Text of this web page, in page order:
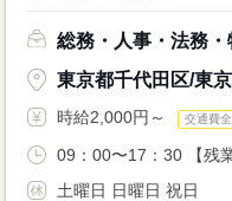
総務・人事・法務・
東京都千代田区/東
時給2,000円～ 交通費
09：00〜17：30 【
土曜日 日曜日 祝日